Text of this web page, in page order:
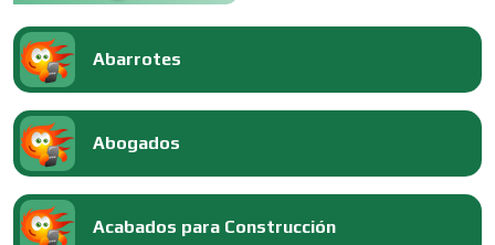
Abarrotes
Abogados
Acabados para Construcción